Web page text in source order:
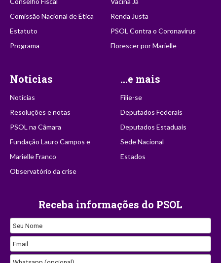
Comissão Nacional de Ética
Estatuto
Programa
Renda Justa
PSOL Contra o Coronavírus
Florescer por Marielle
Notícias
Notícias
Resoluções e notas
PSOL na Câmara
Fundação Lauro Campos e
Marielle Franco
Observatório da crise
...e mais
Filie-se
Deputados Federais
Deputados Estaduais
Sede Nacional
Estados
Receba informações do PSOL
Seu Nome
Email